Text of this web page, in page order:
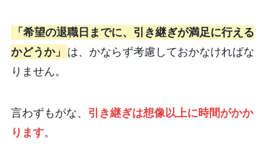
「希望の退職日までに、引き継ぎが満足に行える
かどうか」
は、かならず考慮しておかなければな
りません。
言わずもがな、 引き継ぎは想像以上に時間がかか
ります。